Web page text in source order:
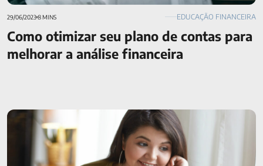
29/06/20238 MINS EDUCAÇÃO FINANCEIRA
Como otimizar seu plano de contas para
melhorar a análise financeira
As principais similaridades e diferenças entre cooperativa e